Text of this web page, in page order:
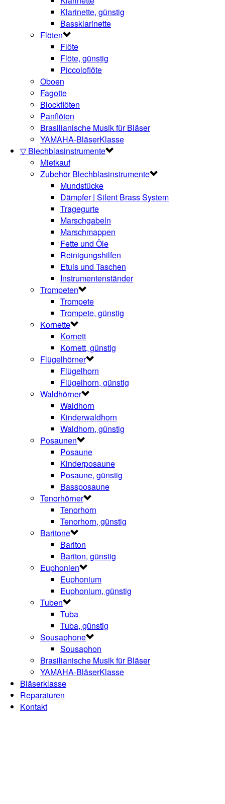
Klarinette, günstig
Bassklarinette
Flöten
Flöte
Flöte, günstig
Piccoloflöte
Oboen
Fagotte
Blockflöten
Panflöten
Brasilianische Musik für Bläser
YAMAHA-BläserKlasse
▽ Blechblasinstrumente
Mietkauf
Zubehör Blechblasinstrumente
Mundstücke
Dämpfer | Silent Brass System
Tragegurte
Marschgabeln
Marschmappen
Fette und Öle
Reinigungshilfen
Etuis und Taschen
Instrumentenständer
Trompeten
Trompete
Trompete, günstig
Kornette
Kornett
Kornett, günstig
Flügelhörner
Flügelhorn
Flügelhorn, günstig
Waldhörner
Waldhorn
Kinderwaldhorn
Waldhorn, günstig
Posaunen
Posaune
Kinderposaune
Posaune, günstig
Bassposaune
Tenorhörner
Tenorhorn
Tenorhorn, günstig
Baritone
Bariton
Bariton, günstig
Euphonien
Euphonium
Euphonium, günstig
Tuben
Tuba
Tuba, günstig
Sousaphone
Sousaphon
Brasilianische Musik für Bläser
YAMAHA-BläserKlasse
Bläserklasse
Reparaturen
Kontakt